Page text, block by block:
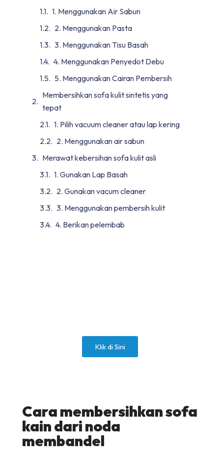
1. Menggunakan Air Sabun
2. Menggunakan Pasta
3. Menggunakan Tisu Basah
4. Menggunakan Penyedot Debu
5. Menggunakan Cairan Pembersih
Membersihkan sofa kulit sintetis yang
tepat
1. Pilih vacuum cleaner atau lap kering
2. Menggunakan air sabun
Merawat kebersihan sofa kulit asli
1. Gunakan Lap Basah
2. Gunakan vacum cleaner
3. Menggunakan pembersih kulit
4. Berikan pelembab
Klik di Sini
Cara membersihkan sofa
kain dari noda
membandel